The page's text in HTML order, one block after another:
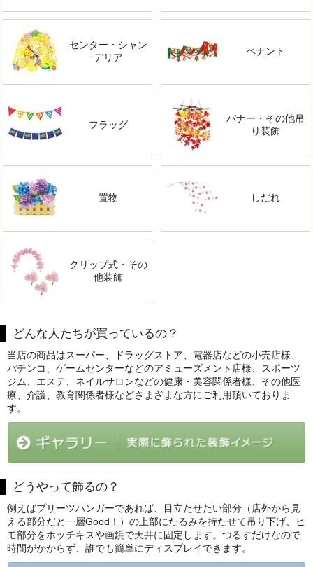
センター・シャン
デリア
ペナント
フラッグ
バナー・その他吊
り装飾
置物 しだれ
クリップ式・その
他装飾
どんな人たちが買っているの？
当店の商品はスーパー、ドラッグストア、電器店などの小売店様、
パチンコ、ゲームセンターなどのアミューズメント店様、スポーツ
ジム、エステ、ネイルサロンなどの健康・美容関係者様、その他医
療、介護、教育関係者様などさまざまな方にご利用頂いておりま
す。
どうやって飾るの？
例えばプリーツハンガーであれば、目立たせたい部分（店外から見
える部分だと一層Good！）の上部にたるみを持たせて吊り下げ、ヒ
モ部分をホッチキスや画鋲で天井に固定します。つるすだけなので
時間がかからず、誰でも簡単にディスプレイできます。